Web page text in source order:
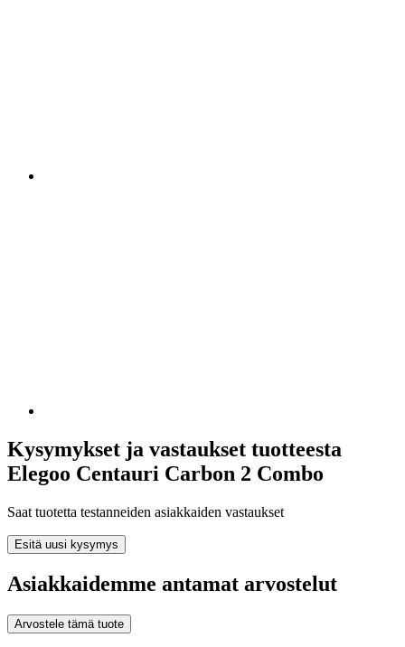
Kysymykset ja vastaukset tuotteesta
Elegoo Centauri Carbon 2 Combo
Saat tuotetta testanneiden asiakkaiden vastaukset
Esitä uusi kysymys
Asiakkaidemme antamat arvostelut
Arvostele tämä tuote